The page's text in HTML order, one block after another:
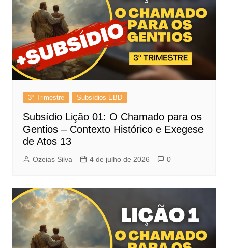
3º Trimestre Subsídios EBD
Subsídio Lição 01: O Chamado para os
Gentios – Contexto Histórico e Exegese
de Atos 13
Ozeias Silva 4 de julho de 2026 0